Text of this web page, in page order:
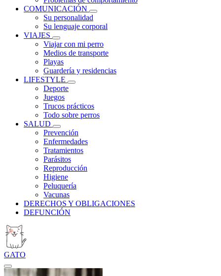
COMUNICACIÓN
Su personalidad
Su lenguaje corporal
VIAJES
Viajar con mi perro
Medios de transporte
Playas
Guardería y residencias
LIFESTYLE
Deporte
Juegos
Trucos prácticos
Todo sobre perros
SALUD
Prevención
Enfermedades
Tratamientos
Parásitos
Reproducción
Higiene
Peluquería
Vacunas
DERECHOS Y OBLIGACIONES
DEFUNCIÓN
GATO